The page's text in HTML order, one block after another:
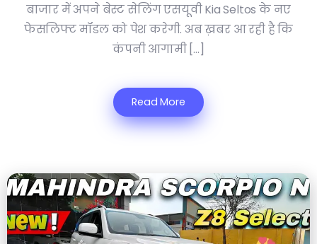
बाजार में अपने बेस्ट सेलिंग एसयूवी Kia Seltos के नए
फेसलिफ्ट मॉडल को पेश करेगी. अब ख़बर आ रही है कि
कंपनी आगामी […]
Read More